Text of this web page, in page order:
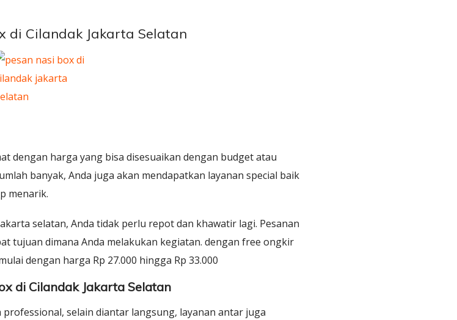
di Cilandak Jakarta Selatan
dengan harga yang bisa disesuaikan dengan budget atau
banyak, Anda juga akan mendapatkan layanan special baik
menarik.
selatan, Anda tidak perlu repot dan khawatir lagi. Pesanan
tujuan dimana Anda melakukan kegiatan. dengan free ongkir
dengan harga Rp 27.000 hingga Rp 33.000
di Cilandak Jakarta Selatan
professional, selain diantar langsung, layanan antar juga